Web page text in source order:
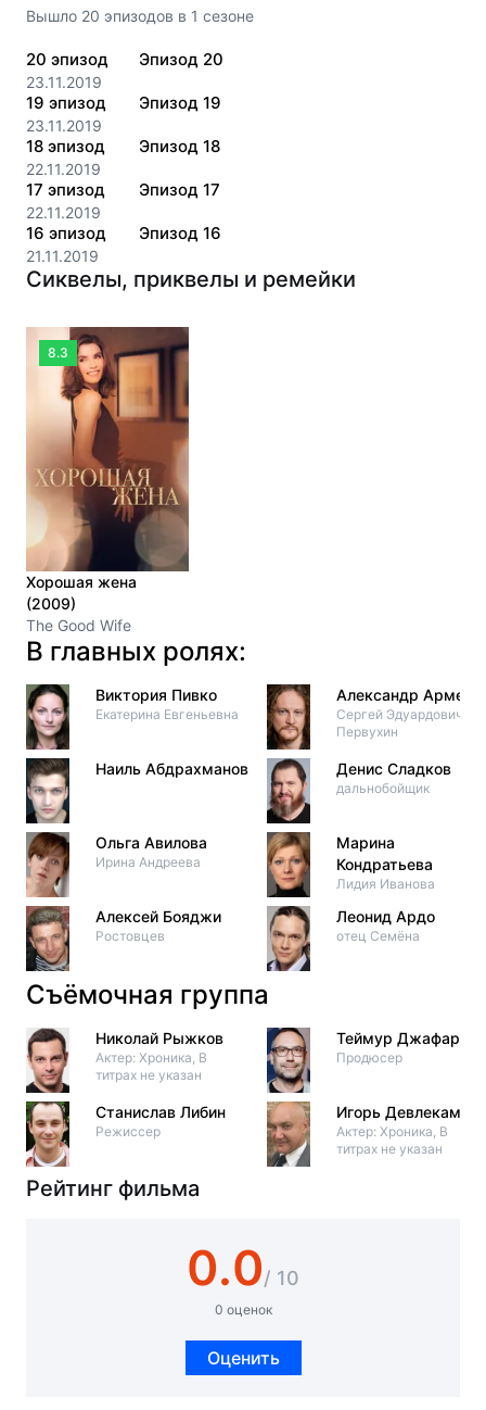
Вышло 20 эпизодов в 1 сезоне
20 эпизод
23.11.2019
Эпизод 20
19 эпизод
23.11.2019
Эпизод 19
18 эпизод
22.11.2019
Эпизод 18
17 эпизод
22.11.2019
Эпизод 17
16 эпизод
21.11.2019
Эпизод 16
Сиквелы, приквелы и ремейки
8.3
Хорошая жена
(2009)
The Good Wife
В главных ролях:
Виктория Пивко
Екатерина Евгеньевна
Наиль Абдрахманов
Ольга Авилова
Ирина Андреева
Алексей Бояджи
Ростовцев
Александр Армер
Сергей Эдуардович
Первухин
Денис Сладков
дальнобойщик
Марина
Кондратьева
Лидия Иванова
Леонид Ардо
отец Семёна
Съёмочная группа
Николай Рыжков
Актер: Хроника, В
титрах не указан
Станислав Либин
Режиссер
Теймур Джафаров
Продюсер
Игорь Девлекамов
Актер: Хроника, В
титрах не указан
Рейтинг фильма
0.0/ 10
0 оценок
Оценить